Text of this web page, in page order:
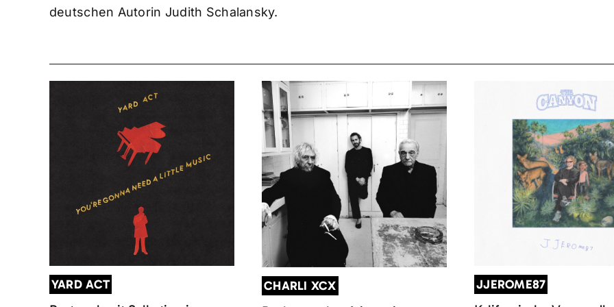
deutschen Autorin Judith Schalansky.
YARD ACT CHARLI XCX JJEROME87